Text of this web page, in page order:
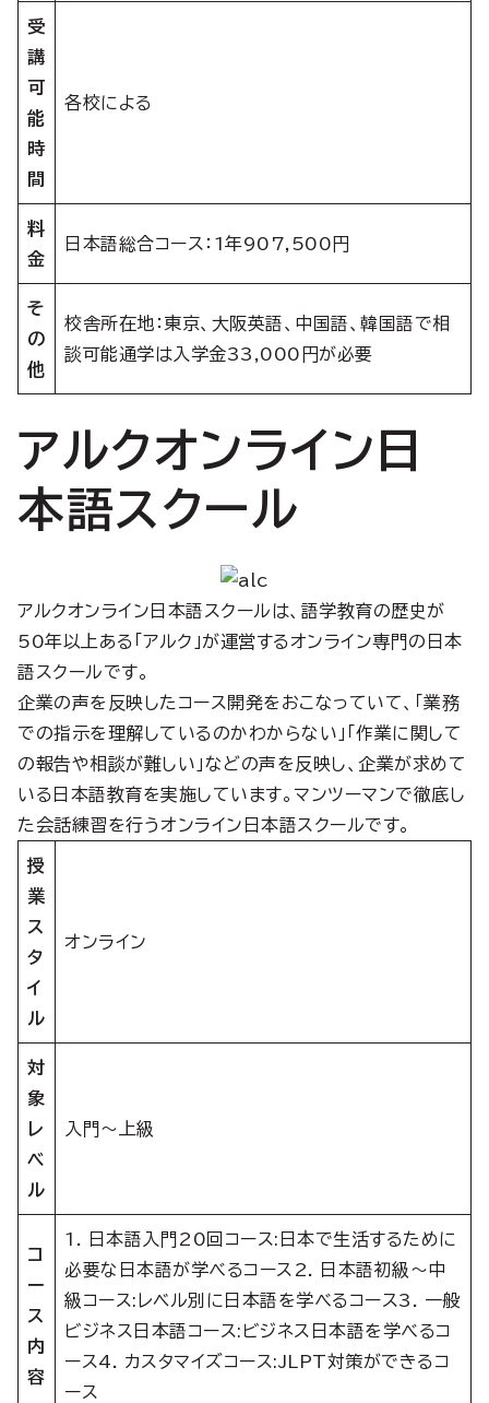
受
講
可
能
時
間
各校による
料
金
日本語総合コース：1年907,500円
そ
の
他
校舎所在地：東京、大阪英語、中国語、韓国語で相
談可能通学は入学金33,000円が必要
アルクオンライン日
本語スクール
アルクオンライン日本語スクールは、語学教育の歴史が
50年以上ある「アルク」が運営するオンライン専門の日本
語スクールです。
企業の声を反映したコース開発をおこなっていて、「業務
での指示を理解しているのかわからない」「作業に関して
の報告や相談が難しい」などの声を反映し、企業が求めて
いる日本語教育を実施しています。マンツーマンで徹底し
た会話練習を行うオンライン日本語スクールです。
授
業
ス
タ
イ
ル
オンライン
対
象
レ
ベ
ル
入門〜上級
コ
ー
ス
内
容
1. 日本語入門20回コース:日本で生活するために
必要な日本語が学べるコース2. 日本語初級〜中
級コース:レベル別に日本語を学べるコース3. 一般
ビジネス日本語コース:ビジネス日本語を学べるコ
ース4. カスタマイズコース:JLPT対策ができるコ
ース